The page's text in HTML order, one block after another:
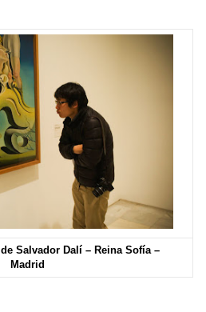
de Salvador Dalí – Reina Sofía –
Madrid